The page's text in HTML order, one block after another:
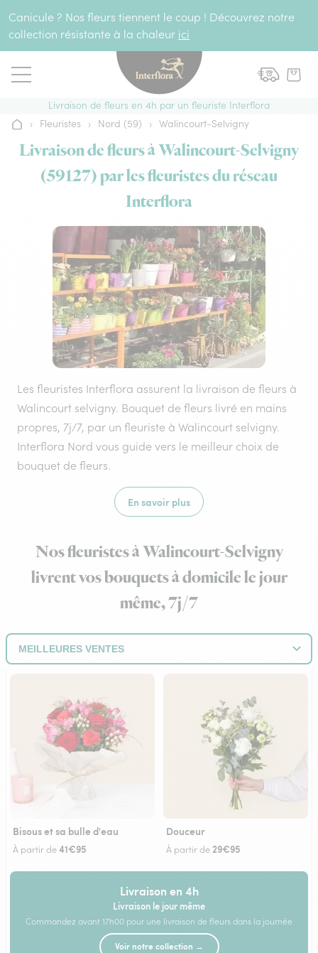
Canicule ? Nos fleurs tiennent le coup ! Découvrez notre
collection résistante à la chaleur ici
Livraison de fleurs en 4h par un fleuriste Interflora
Accueil
› Fleuristes › Nord (59) › Walincourt-Selvigny
Livraison de fleurs à Walincourt-Selvigny
(59127) par les fleuristes du réseau
Interflora
Les fleuristes Interflora assurent la livraison de fleurs à
Walincourt selvigny. Bouquet de fleurs livré en mains
propres, 7j/7, par un fleuriste à Walincourt selvigny.
Interflora Nord vous guide vers le meilleur choix de
bouquet de fleurs.
En savoir plus
Nos fleuristes à Walincourt-Selvigny
livrent vos bouquets à domicile le jour
même, 7j/7
Bisous et sa bulle d'eau
À partir de41€95
Douceur
À partir de29€95
Livraison en 4h
Livraison le jour même
Commandez avant 17h00 pour une livraison de fleurs dans la journée
Voir notre collection →